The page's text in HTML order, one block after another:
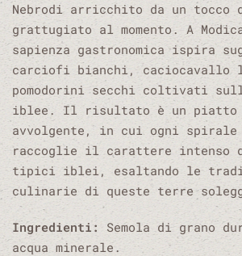
Nebrodi arricchito da un tocco di
grattugiato al momento. A
sapienza gastronomica ispira
carciofi bianchi, caciocavallo
pomodorini secchi coltivati
iblee. Il risultato è un piatto
avvolgente, in cui ogni spirale
raccoglie il carattere intenso
tipici iblei, esaltando le
culinarie di queste terre
Ingredienti:
Semola di grano
acqua minerale.